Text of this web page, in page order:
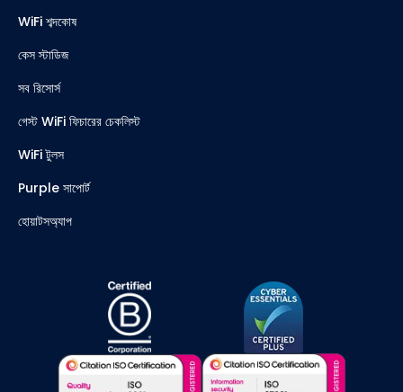
WiFi শব্দকোষ
কেস স্টাডিজ
সব রিসোর্স
গেস্ট WiFi ফিচারের চেকলিস্ট
WiFi টুলস
Purple সাপোর্ট
হোয়াটসঅ্যাপ